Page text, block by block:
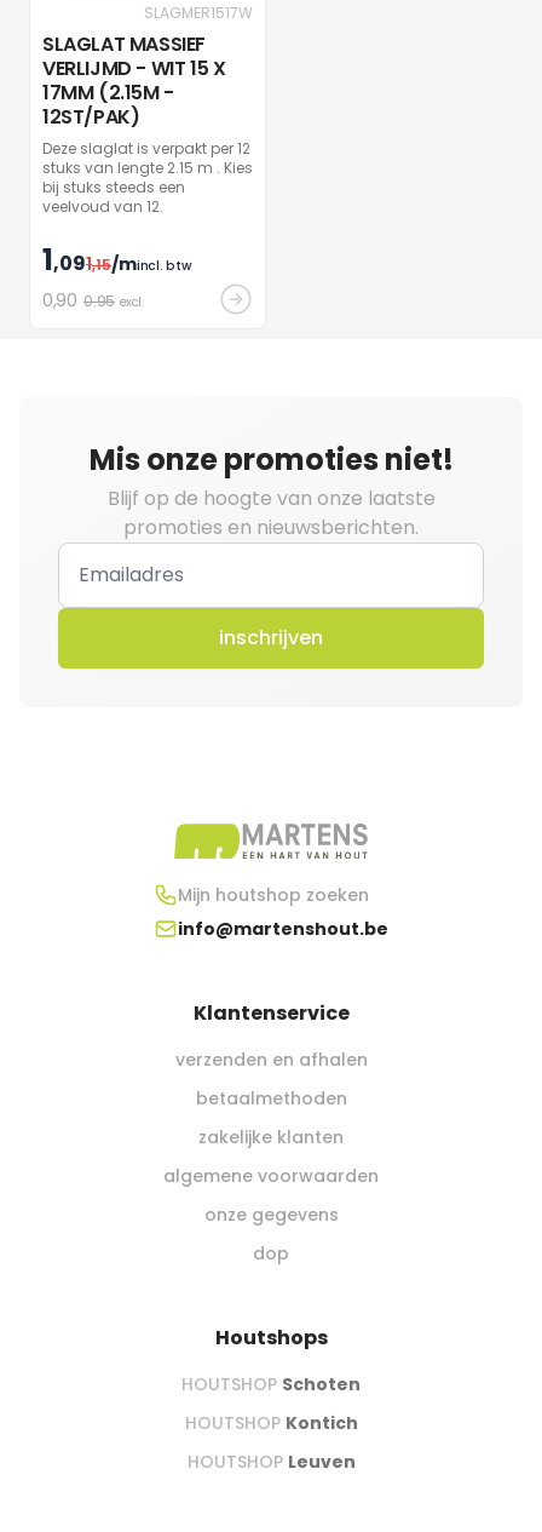
SLAGMER1517W
SLAGLAT MASSIEF
VERLIJMD - WIT 15 X
17MM (2.15M -
12ST/PAK)
Deze slaglat is verpakt per 12
stuks van lengte 2.15 m . Kies
bij stuks steeds een
veelvoud van 12.
1,091,15/mincl. btw
0,90 0.95 excl.
Mis onze promoties niet!
Blijf op de hoogte van onze laatste
promoties en nieuwsberichten.
inschrijven
Mijn houtshop zoeken
info@martenshout.be
Klantenservice
verzenden en afhalen
betaalmethoden
zakelijke klanten
algemene voorwaarden
onze gegevens
dop
Houtshops
HOUTSHOP Schoten
HOUTSHOP Kontich
HOUTSHOP Leuven